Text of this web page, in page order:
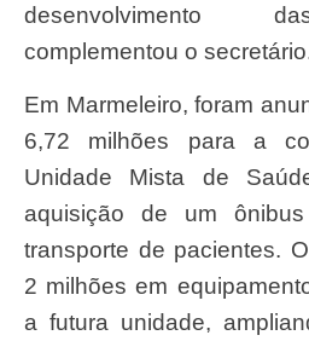
desenvolvimento
complementou o
Em Marmeleiro, foram anunciados cerca de R$
6,72 milhões para a
Unidade Mista de
aquisição de um
transporte de pacientes.
2 milhões em
a futura unidade,